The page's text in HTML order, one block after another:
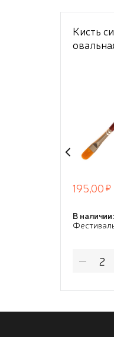
Кисть
195,00
В